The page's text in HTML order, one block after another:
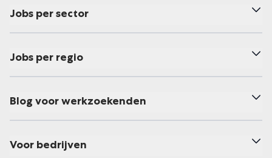
Jobs per sector
Jobs per regio
Blog voor werkzoekenden
Voor bedrijven